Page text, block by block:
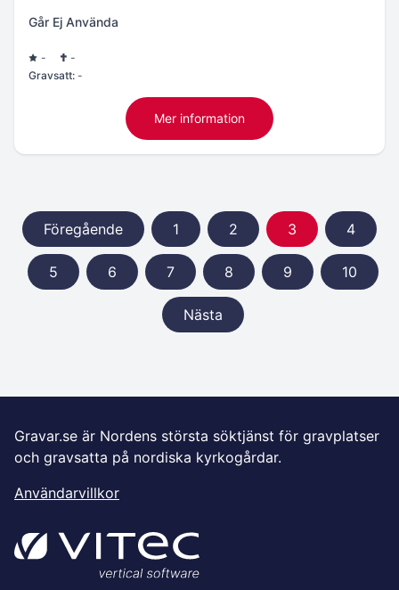
Går Ej Använda
-
-
Gravsatt: -
Mer information
Föregående 1 2 3 4
5 6 7 8 9 10
Nästa
Gravar.se är Nordens största söktjänst för gravplatser
och gravsatta på nordiska kyrkogårdar.
Användarvillkor